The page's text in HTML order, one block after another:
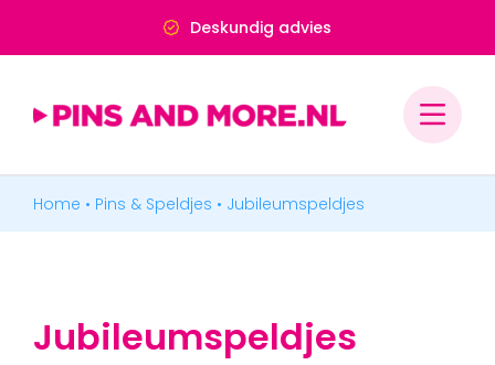
Deskundig advies
Home • Pins & Speldjes • Jubileumspeldjes
Jubileumspeldjes
PINS & SPELDJES
SPELDJES